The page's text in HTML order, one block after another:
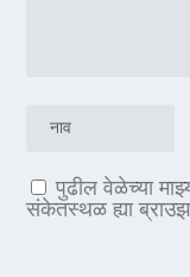
पुढील वेळेच्या
संकेतस्थळ ह्या